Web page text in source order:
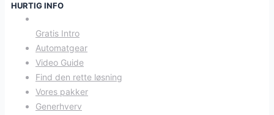
HURTIG INFO
Gratis Intro
Automatgear
Video Guide
Find den rette løsning
Vores pakker
Generhverv